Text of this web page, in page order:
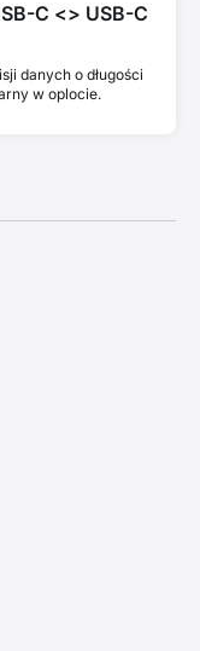
C <> USB-C
danych o długości
w oplocie.